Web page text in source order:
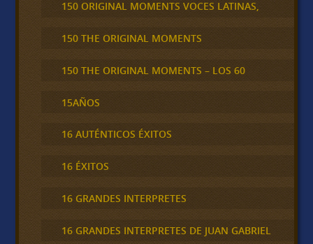
150 ORIGINAL MOMENTS VOCES LATINAS,
150 THE ORIGINAL MOMENTS
150 THE ORIGINAL MOMENTS – LOS 60
15AÑOS
16 AUTÉNTICOS ÉXITOS
16 ÉXITOS
16 GRANDES INTERPRETES
16 GRANDES INTERPRETES DE JUAN GABRIEL